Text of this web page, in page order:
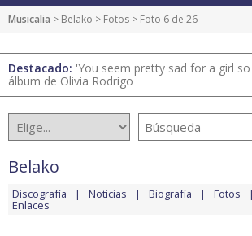
Musicalia > Belako > Fotos > Foto 6 de 26
Destacado: 'You seem pretty sad for a girl
álbum de Olivia Rodrigo
Belako
Discografía Noticias Biografía Fotos
Enlaces